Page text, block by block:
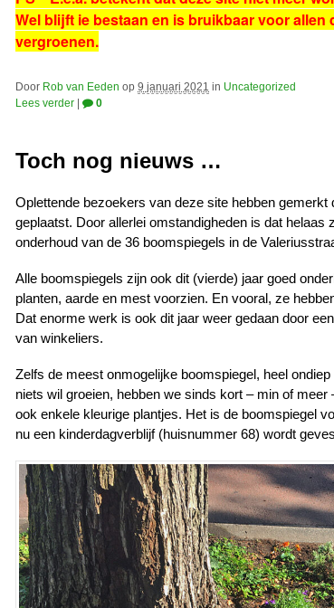
Wel blijft ie bestaan en is bruikbaar voor allen
vergroenen.
Door Rob van Eeden op 9 januari 2021 in Uncategorized
Lees verder | 0
Toch nog nieuws …
Oplettende bezoekers van deze site hebben gemerkt
geplaatst. Door allerlei omstandigheden is dat helaas
onderhoud van de 36 boomspiegels in de
Alle boomspiegels zijn ook dit (vierde) jaar goed
planten, aarde en mest voorzien. En vooral, ze
Dat enorme werk is ook dit jaar weer gedaan door
van winkeliers.
Zelfs de meest onmogelijke boomspiegel, heel
niets wil groeien, hebben we sinds kort – min of
ook enkele kleurige plantjes. Het is de boomspiegel
nu een kinderdagverblijf (huisnummer 68) wordt